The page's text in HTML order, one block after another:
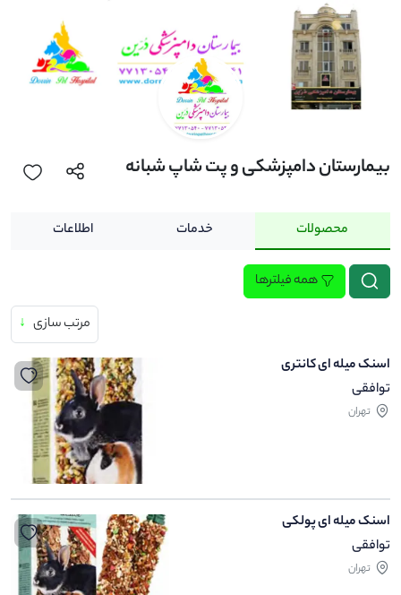
بیمارستان دامپزشکی و پت شاپ شبانه
محصولات خدمات اطلاعات
همه فیلترها
مرتب سازی ↓
اسنک میله ای کانتری
توافقی
تهران
اسنک میله ای پولکی
توافقی
تهران